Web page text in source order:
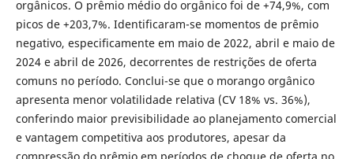
orgânicos. O prêmio médio do orgânico foi de +74,9%, com
picos de +203,7%. Identificaram-se momentos de prêmio
negativo, especificamente em maio de 2022, abril e maio de
2024 e abril de 2026, decorrentes de restrições de oferta
comuns no período. Conclui-se que o morango orgânico
apresenta menor volatilidade relativa (CV 18% vs. 36%),
conferindo maior previsibilidade ao planejamento comercial
e vantagem competitiva aos produtores, apesar da